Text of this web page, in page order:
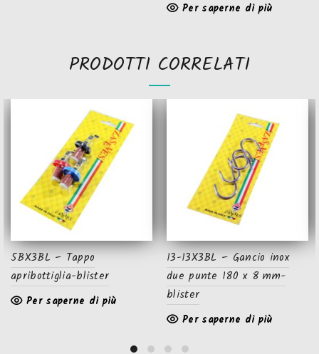
Per saperne di più
PRODOTTI CORRELATI
5BX3BL – Tappo
apribottiglia-blister
Per saperne di più
13-13X3BL – Gancio inox
due punte 180 x 8 mm-
blister
Per saperne di più